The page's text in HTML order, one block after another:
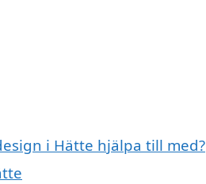
i Hätte hjälpa till med?